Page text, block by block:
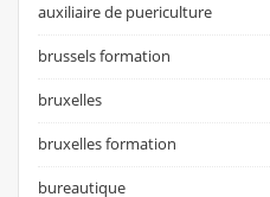
auxiliaire de puericulture
brussels formation
bruxelles
bruxelles formation
bureautique